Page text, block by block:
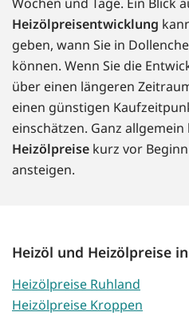
Heizölpreisentwicklung
geben, wann Sie in
können. Wenn Sie die
über einen längeren
einen günstigen
einschätzen. Ganz
Heizölpreise kurz vor
ansteigen.
Heizöl und Heizölpreise
Heizölpreise Ruhland
Heizölpreise Kroppen